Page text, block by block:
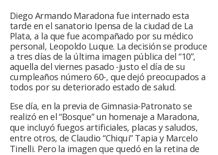
Diego Armando Maradona fue internado esta
tarde en el sanatorio Ipensa de la ciudad de La
Plata, a la que fue acompañado por su médico
personal, Leopoldo Luque. La decisión se produce
a tres días de la última imagen pública del “10”,
aquella del viernes pasado -justo el día de su
cumpleaños número 60-, que dejó preocupados a
todos por su deteriorado estado de salud.
Ese día, en la previa de Gimnasia-Patronato se
realizó en el “Bosque” un homenaje a Maradona,
que incluyó fuegos artificiales, placas y saludos,
entre otros, de Claudio “Chiqui” Tapia y Marcelo
Tinelli. Pero la imagen que quedó en la retina de